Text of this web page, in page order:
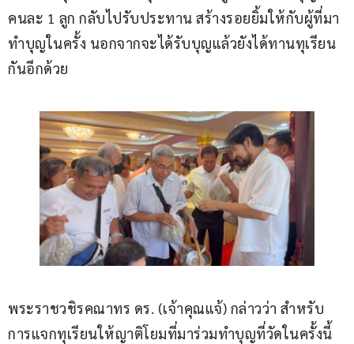
คนละ 1 ลูก กลับไปรับประทาน สร้างรอยยิ้มให้กับผู้ที่มา
ทำบุญในครั้ง นอกจากจะได้รับบุญแล้วยังได้ทานทุเรียน
กันอีกด้วย
พระราชวชิรคณาทร ดร. (เจ้าคุณแจ้) กล่าวว่า สำหรับ
การแจกทุเรียนให้ญาติโยมที่มาร่วมทำบุญที่วัดในครั้งนี้